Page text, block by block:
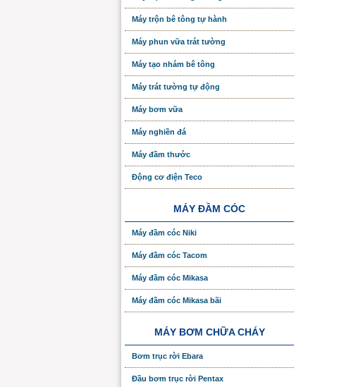
Máy trộn bê tông tự hành
Máy phun vữa trát tường
Máy tạo nhám bê tông
Máy trát tường tự động
Máy bơm vữa
Máy nghiền đá
Máy đầm thước
Động cơ điện Teco
MÁY ĐẦM CÓC
Máy đầm cóc Niki
Máy đầm cóc Tacom
Máy đầm cóc Mikasa
Máy đầm cóc Mikasa bãi
MÁY BƠM CHỮA CHÁY
Bơm trục rời Ebara
Đầu bơm trục rời Pentax